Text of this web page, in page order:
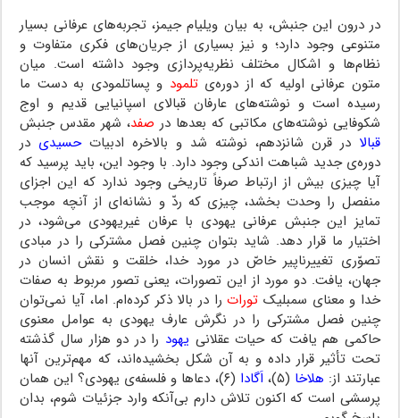
در درون این جنبش، به بیان ویلیام جیمز، تجربه‌های عرفانی بسیار
متنوعی وجود دارد؛ و نیز بسیاری از جریان‌های فکری متفاوت و
نظام‌ها و اشکال مختلف نظریه‌پردازی وجود داشته است. میان
متون عرفانی اولیه که از دوره‌یتلمود و پساتلمودی به دست ما
رسیده است و نوشته‌های عارفان قبالای اسپانیایی قدیم و اوج
شکوفایی نوشته‌های مکاتبی که بعدها در صفد، شهر مقدس جنبش
قبالا در قرن شانزدهم، نوشته شد و بالاخره ادبیاتحسیدی در
دوره‌ی جدید شباهت اندکی وجود دارد. با وجود این، باید پرسید که
آیا چیزی بیش از ارتباط صرفاً تاریخی وجود ندارد که این اجزای
منفصل را وحدت بخشد، چیزی که ردّ و نشانه‌ای از آنچه موجب
تمایز این جنبش عرفانی یهودی با عرفان غیریهودی می‌شود، در
اختیار ما قرار دهد. شاید بتوان چنین فصل مشترکی را در مبادی
تصوّری تغییرناپیر خاصّ در مورد خدا، خلقت و نقش انسان در
جهان، یافت. دو مورد از این تصورات، یعنی تصور مربوط به صفات
خدا و معنای سمبلیک توراترا در بالا ذکر کرده‌ام. اما، آیا نمی‌توان
چنین فصل مشترکی را در نگرش عارف یهودی به عوامل معنوی
حاکمی هم یافت که حیات عقلانی یهود را در دو هزار سال گذشته
تحت تأثیر قرار داده و به آن شکل بخشیده‌اند، که مهم‌ترین آنها
عبارتند از: هلاخا (۵)، اَگادا
(۶)، دعاها و فلسفه‌ی یهودی؟ این همان
پرسشی است که اکنون تلاش دارم بی‌آنکه وارد جزئیات شوم، بدان